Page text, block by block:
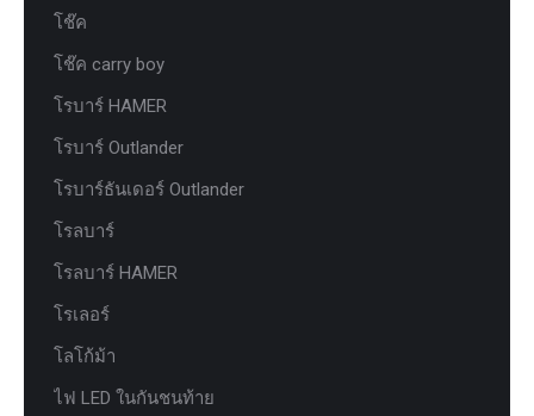
โช๊ค
โช๊ค carry boy
โรบาร์ HAMER
โรบาร์ Outlander
โรบาร์ธันเดอร์ Outlander
โรลบาร์
โรลบาร์ HAMER
โรเลอร์
โลโก้ม้า
ไฟ LED ในกันชนท้าย